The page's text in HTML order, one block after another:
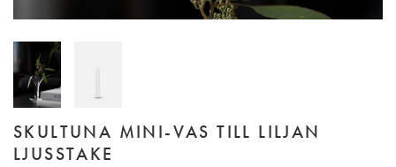
SKULTUNA MINI-VAS TILL LILJAN
LJUSSTAKE